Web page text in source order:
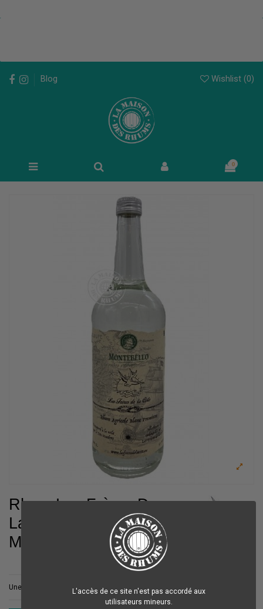
L'accès de ce site n'est pas accordé aux
utilisateurs mineurs.
Blog Wishlist (0)
0
Rhum Les Frères De
La Côte Blanc
Montebello 50% 100cl
Une sélection de Rhum blanc exceptionnelle signé Les Frères De La Côte